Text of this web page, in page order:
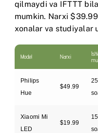
qilmaydi va IFTTT
mumkin. Narxi
xonalar va studiyalar
Model Narxi
Philips
Hue
$49.99
Xiaomi Mi
LED
$19.99